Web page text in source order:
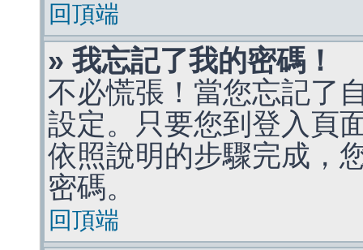
回頂端
» 我忘記了我的密碼！
不必慌張！當您忘記了
設定。只要您到登入頁
依照說明的步驟完成，
密碼。
回頂端